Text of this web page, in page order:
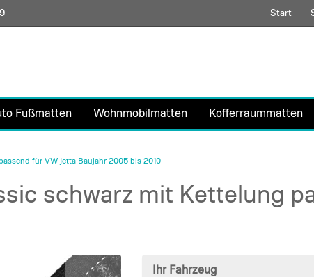
Direkt
zum
Start
Fußmatten Wohnmobilmatten Kofferraummatten
für VW Jetta Baujahr 2005 bis 2010
schwarz mit Kettelung
Ihr Fahrzeug